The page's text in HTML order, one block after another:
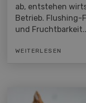
ab, entstehen
Betrieb.
und
WEITERLESEN